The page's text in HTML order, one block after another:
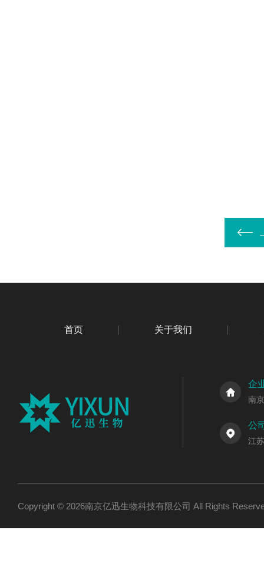
首页 关于我们
企
南
公
江
Copyright © 2026南京亿迅生物科技有限公司 All Rights